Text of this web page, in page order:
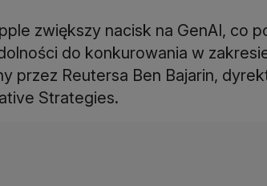
zwiększy nacisk na GenAI, co
do konkurowania w
przez Reutersa Ben Bajarin,
Strategies.